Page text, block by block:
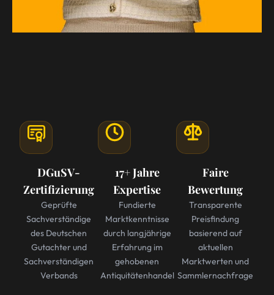
DGuSV-
Zertifizierung
Geprüfte
Sachverständige
des Deutschen
Gutachter und
Sachverständigen
Verbands
17+ Jahre
Expertise
Fundierte
Marktkenntnisse
durch langjährige
Erfahrung im
gehobenen
Antiquitätenhandel
Faire
Bewertung
Transparente
Preisfindung
basierend auf
aktuellen
Marktwerten und
Sammlernachfrage